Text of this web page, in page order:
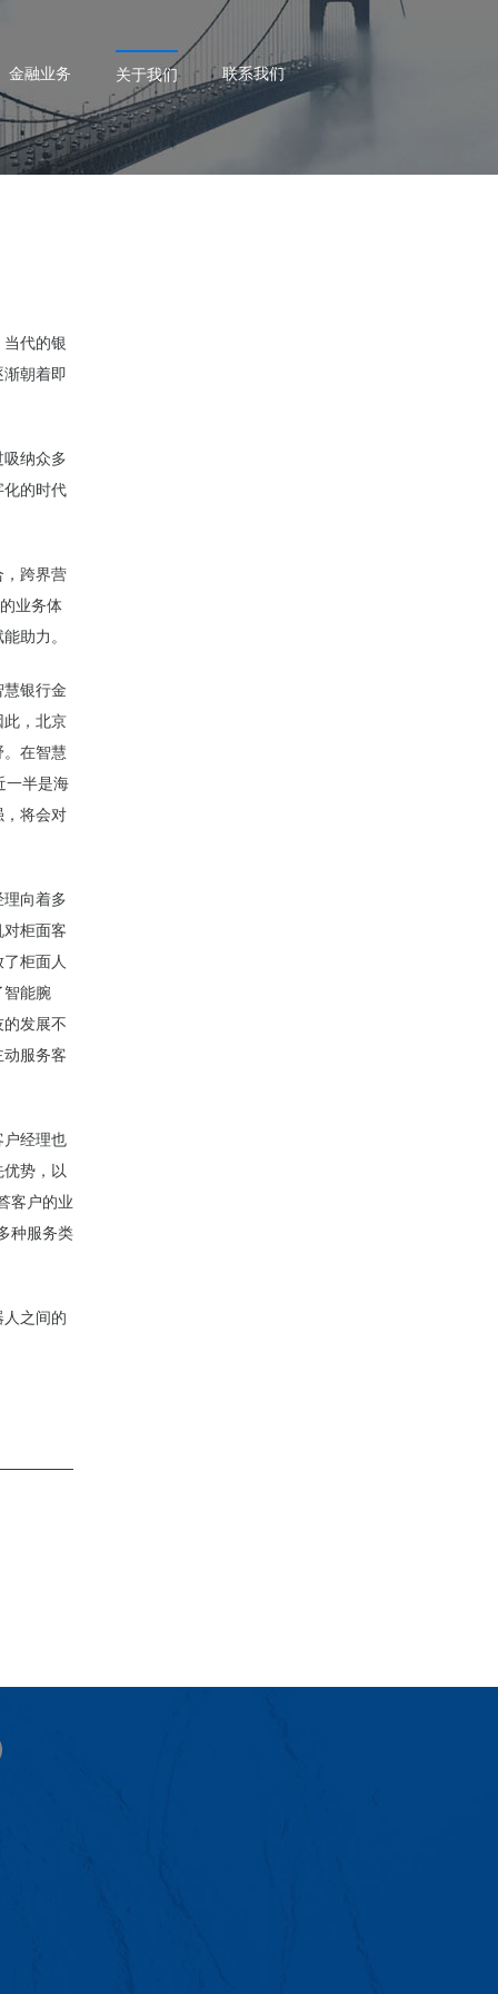
金融业务 关于我们 联系我们
代的银
朝着即
纳众多
化的时代
，跨界营
业务体
助力。
银行金
此，北京
。在智慧
一半是海
，将会对
向着多
柜面客
柜面人
智能腕
发展不
服务客
户经理也
势，以
客户的业
种服务类
之间的